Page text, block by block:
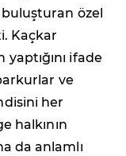
özel
Kaçkar
ifade
ve
her
halkının
da anlamlı